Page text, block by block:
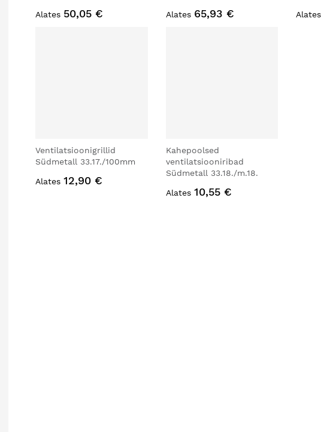
Alates 50,05 € Alates 65,93 € Alates
Ventilatsioonigrillid
Südmetall 33.17./100mm
Alates 12,90 €
Kahepoolsed
ventilatsiooniribad
Südmetall 33.18./m.18.
Alates 10,55 €